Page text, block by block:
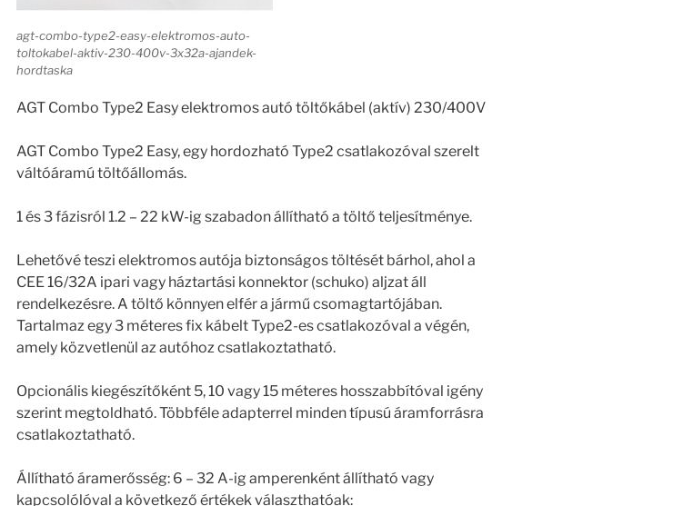
agt-combo-type2-easy-elektromos-auto-
toltokabel-aktiv-230-400v-3x32a-ajandek-
hordtaska
AGT Combo Type2 Easy elektromos autó töltőkábel (aktív) 230/400V
AGT Combo Type2 Easy, egy hordozható Type2 csatlakozóval szerelt
váltóáramú töltőállomás.
1 és 3 fázisról 1.2 – 22 kW-ig szabadon állítható a töltő teljesítménye.
Lehetővé teszi elektromos autója biztonságos töltését bárhol, ahol a
CEE 16/32A ipari vagy háztartási konnektor (schuko) aljzat áll
rendelkezésre. A töltő könnyen elfér a jármű csomagtartójában.
Tartalmaz egy 3 méteres fix kábelt Type2-es csatlakozóval a végén,
amely közvetlenül az autóhoz csatlakoztatható.
Opcionális kiegészítőként 5, 10 vagy 15 méteres hosszabbítóval igény
szerint megtoldható. Többféle adapterrel minden típusú áramforrásra
csatlakoztatható.
Állítható áramerősség: 6 – 32 A-ig amperenként állítható vagy
kapcsolólóval a következő értékek választhatóak: